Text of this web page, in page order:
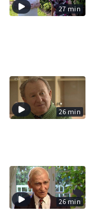
27 min
26 min
26 min